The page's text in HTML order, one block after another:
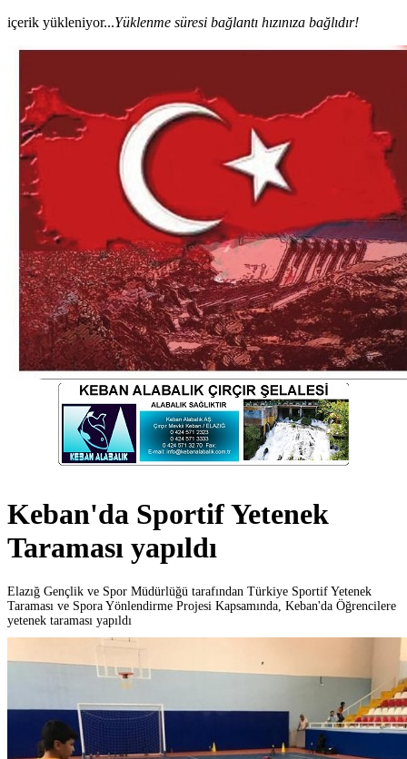
içerik yükleniyor...Yüklenme süresi bağlantı hızınıza bağlıdır!
Keban'da Sportif Yetenek
Taraması yapıldı
Elazığ Gençlik ve Spor Müdürlüğü tarafından Türkiye Sportif Yetenek
Taraması ve Spora Yönlendirme Projesi Kapsamında, Keban'da Öğrencilere
yetenek taraması yapıldı